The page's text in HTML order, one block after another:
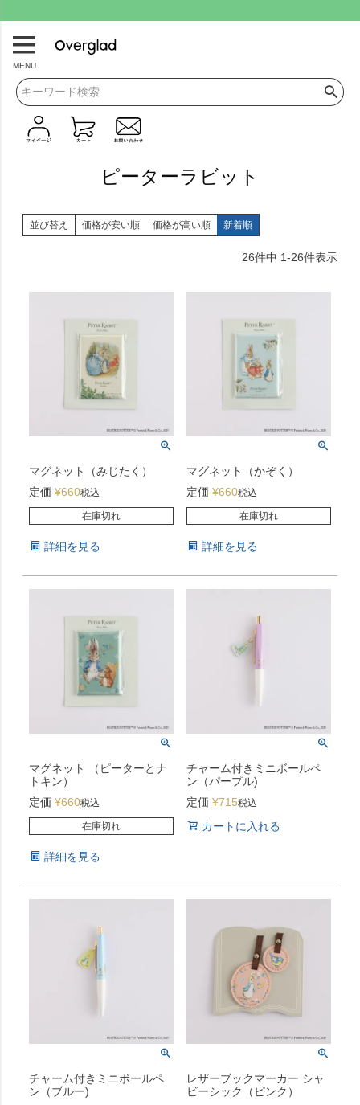
MENU
ピーターラビット
並び替え 価格が安い順 価格が高い順 新着順
26件中 1-26件表示
マグネット（みじたく）
定価 ¥660税込
在庫切れ
詳細を見る
マグネット（かぞく）
定価 ¥660税込
在庫切れ
詳細を見る
マグネット （ピーターとナ
トキン）
定価 ¥660税込
在庫切れ
詳細を見る
チャーム付きミニボールペ
ン（パープル)
定価 ¥715税込
カートに入れる
チャーム付きミニボールペ
ン（ブルー)
レザーブックマーカー シャ
ビーシック（ピンク）